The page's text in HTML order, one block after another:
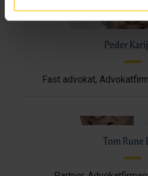
Peder
Fast advokat,
Tom Rune